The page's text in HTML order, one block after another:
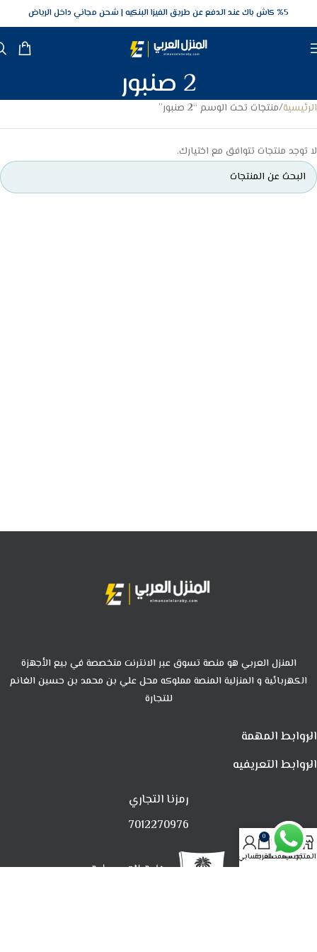
5‎% كاش باك عند الدفع عن طريق الفيزا البنكيه شحن مجاني داخل الرياض
2 صنبور
الرئيسية منتجات تحت الوسم “2 صنبور”
لا توجد منتجات تتوافق مع اختيارك.
المنزل العربي هو منصة تسوق عبر الانترنت متخصصة في بيع الأجهزة
الكهربائية و المنزلية المنصة مملوكه محل علي بن محمد بن حسين الغانم
للتجارة
الروابط المهمة
الروابط التعريفيه
رمزنا التجاري
7012270976
المتجرتصفيةالمفضلة
0
العربةحسابي